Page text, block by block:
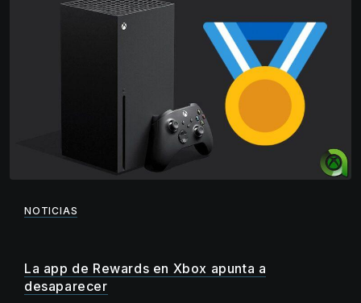
NOTICIAS
La app de Rewards en Xbox apunta a
desaparecer